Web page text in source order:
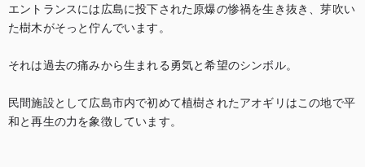
エントランスには広島に投下された原爆の惨禍を生き抜き、芽吹い
た樹木がそっと佇んでいます。
それは過去の痛みから生まれる勇気と希望のシンボル。
民間施設として広島市内で初めて植樹されたアオギリはこの地で平
和と再生の力を象徴しています。